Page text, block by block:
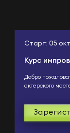
Старт: 05
Курс
Добро
актерского